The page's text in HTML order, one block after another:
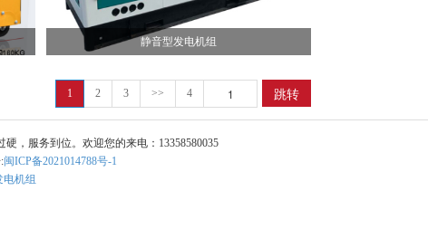
静音型发电机组
1 2 3 >> 4 跳转
，服务到位。欢迎您的来电：13358580035
闽ICP备2021014788号-1
电机组